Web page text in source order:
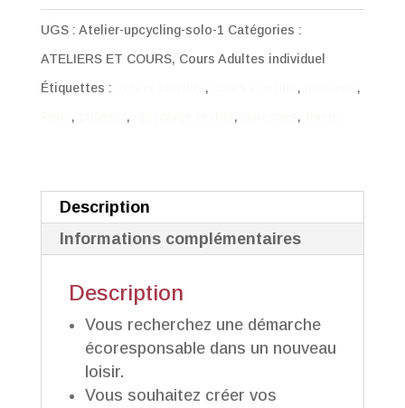
couture
Adultes
individuel
UGS : Atelier-upcycling-solo-1 Catégories :
ATELIERS ET COURS, Cours Adultes individuel
Étiquettes :
, ,
,
, , , ,
Description
Informations complémentaires
Description
Vous recherchez une démarche
écoresponsable dans un nouveau
loisir.
Vous souhaitez créer vos